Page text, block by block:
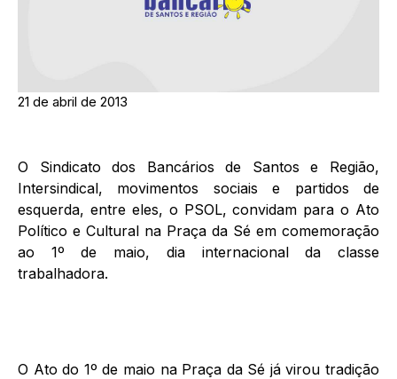
21 de abril de 2013
O Sindicato dos Bancários de Santos e Região,
Intersindical, movimentos sociais e partidos de
esquerda, entre eles, o PSOL, convidam para o Ato
Político e Cultural na Praça da Sé em comemoração
ao 1º de maio, dia internacional da classe
trabalhadora.
O Ato do 1º de maio na Praça da Sé já virou tradição